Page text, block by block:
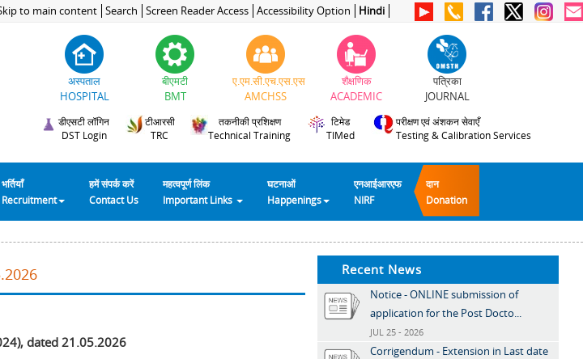
to main content Search Screen Reader Access Accessibility Option Hindi
अस्पताल
HOSPITAL
बीएमटी
BMT
ए.एम.सी.एच.एस.एस
AMCHSS
शैक्षणिक
ACADEMIC
पत्रिका
JOURNAL
डीएसटी लॉगिन
DST Login
टीआरसी
TRC
तकनीकी प्रशिक्षण
Technical Training
टिमेड
TIMed
परीक्षण एवं अंशकन सेवाएँ
Testing & Calibration Services
भर्तियाँ
Recruitment
हमें संपर्क करें
Contact Us
महत्वपूर्ण लिंक
Important Links
घटनाओं
Happenings
एनआईआरएफ
NIRF
दान
Donation
dated 21.05.2026
Recent News
Notice - ONLINE submission of
application for the Post Docto...
JUL 25 - 2026
Corrigendum - Extension in Last date